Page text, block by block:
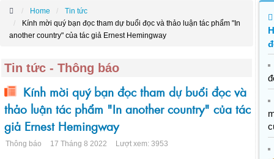
Home
Tin tức
Kính mời quý bạn đọc tham dự buổi đọc và thảo luận tác phẩm "In
another country" của tác giả Ernest Hemingway
Tin tức - Thông báo
Kính mời quý bạn đọc tham dự buổi đọc và
thảo luận tác phẩm "In another country" của tác
giả Ernest Hemingway
Thông báo 17 Tháng 8 2022 Lượt xem: 3953